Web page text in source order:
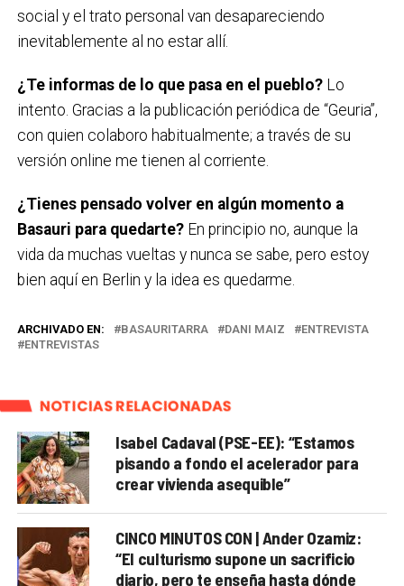
social y el trato personal van desapareciendo
inevitablemente al no estar allí.
¿Te informas de lo que pasa en el pueblo? Lo
intento. Gracias a la publicación periódica de “Geuria”,
con quien colaboro habitualmente; a través de su
versión online me tienen al corriente.
¿Tienes pensado volver en algún momento a
Basauri para quedarte? En principio no, aunque la
vida da muchas vueltas y nunca se sabe, pero estoy
bien aquí en Berlin y la idea es quedarme.
ARCHIVADO EN: BASAURITARRA DANI MAIZ
ENTREVISTA
ENTREVISTAS
NOTICIAS RELACIONADAS
Isabel Cadaval (PSE-EE): “Estamos
pisando a fondo el acelerador para
crear vivienda asequible”
CINCO MINUTOS CON | Ander Ozamiz:
“El culturismo supone un sacrificio
diario, pero te enseña hasta dónde